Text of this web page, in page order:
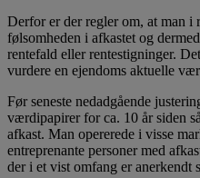
Derfor er der regler om, at man
følsomheden i afkastet og
rentefald eller rentestigninger.
vurdere en ejendoms aktuelle
Før seneste nedadgående
værdipapirer for ca. 10 år siden
afkast. Man opererede i visse
entreprenante personer med
der i et vist omfang er anerkendt